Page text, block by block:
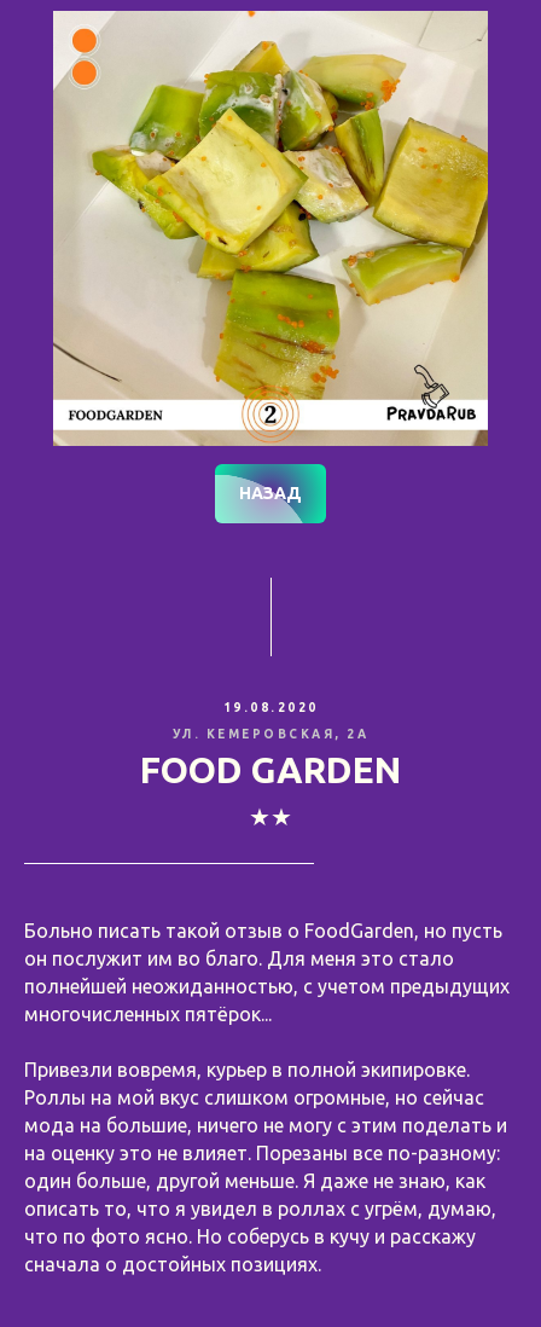
НАЗАД
19.08.2020
УЛ. КЕМЕРОВСКАЯ, 2А
FOOD GARDEN
★★
Больно писать такой отзыв о FoodGarden, но пусть
он послужит им во благо. Для меня это стало
полнейшей неожиданностью, с учетом предыдущих
многочисленных пятёрок...
Привезли вовремя, курьер в полной экипировке.
Роллы на мой вкус слишком огромные, но сейчас
мода на большие, ничего не могу с этим поделать и
на оценку это не влияет. Порезаны все по-разному:
один больше, другой меньше. Я даже не знаю, как
описать то, что я увидел в роллах с угрём, думаю,
что по фото ясно. Но соберусь в кучу и расскажу
сначала о достойных позициях.